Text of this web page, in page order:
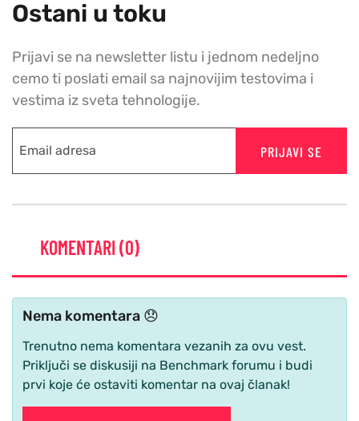
Ostani u toku
Prijavi se na newsletter listu i jednom nedeljno
cemo ti poslati email sa najnovijim testovima i
vestima iz sveta tehnologije.
PRIJAVI SE
KOMENTARI (0)
Nema komentara 😞
Trenutno nema komentara vezanih za ovu vest.
Priključi se diskusiji na Benchmark forumu i budi
prvi koje će ostaviti komentar na ovaj članak!